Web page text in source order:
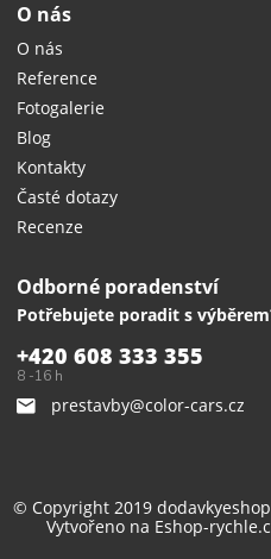
O nás
O nás
Reference
Fotogalerie
Blog
Kontakty
Časté dotazy
Recenze
Odborné poradenství
Potřebujete poradit s
+420 608 333 355
8 -16 h
prestavby@color-cars.cz
© Copyright 2019
Vytvořeno na Eshop-